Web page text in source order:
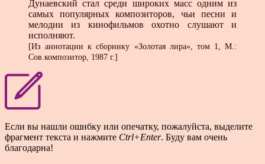
Дунаевский стал среди широких масс одним из
самых популярных композиторов, чьи песни и
мелодии из кинофильмов охотно слушают и
исполняют.
[Из аннотации к сборнику «Золотая лира», том 1, М.:
Сов.композитор, 1987 г.]
Если вы нашли ошибку или опечатку, пожалуйста, выделите
фрагмент текста и нажмите Ctrl+Enter. Буду вам очень
благодарна!